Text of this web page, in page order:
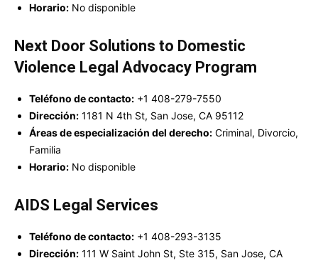
Horario: No disponible
Next Door Solutions to Domestic
Violence Legal Advocacy Program
Teléfono de contacto: +1 408-279-7550
Dirección: 1181 N 4th St, San Jose, CA 95112
Áreas de especialización del derecho: Criminal, Divorcio,
Familia
Horario: No disponible
AIDS Legal Services
Teléfono de contacto: +1 408-293-3135
Dirección: 111 W Saint John St, Ste 315, San Jose, CA